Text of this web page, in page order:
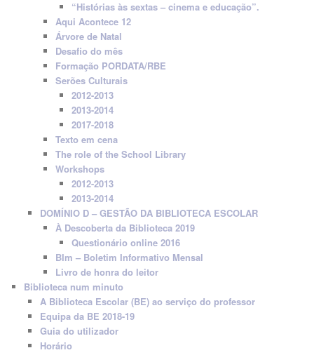
“Histórias às sextas – cinema e educação”.
Aqui Acontece 12
Árvore de Natal
Desafio do mês
Formação PORDATA/RBE
Serões Culturais
2012-2013
2013-2014
2017-2018
Texto em cena
The role of the School Library
Workshops
2012-2013
2013-2014
DOMÍNIO D – GESTÃO DA BIBLIOTECA ESCOLAR
À Descoberta da Biblioteca 2019
Questionário online 2016
BIm – Boletim Informativo Mensal
Livro de honra do leitor
Biblioteca num minuto
A Biblioteca Escolar (BE) ao serviço do professor
Equipa da BE 2018-19
Guia do utilizador
Horário